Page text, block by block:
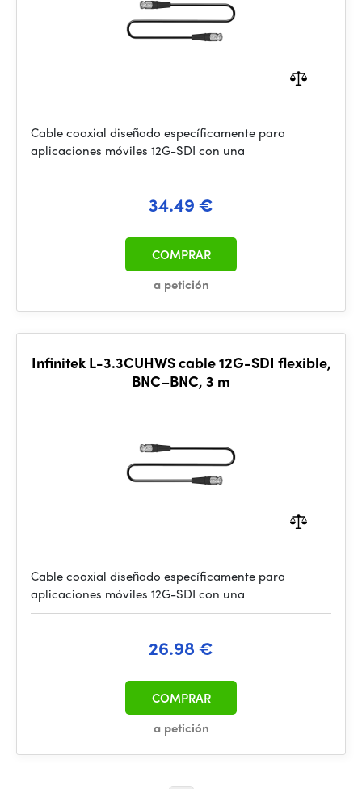
Cable coaxial diseñado específicamente para
aplicaciones móviles 12G-SDI con una
34.49 €
a petición
COMPRAR
Infinitek L-3.3CUHWS cable 12G-SDI flexible,
BNC–BNC, 3 m
Cable coaxial diseñado específicamente para
aplicaciones móviles 12G-SDI con una
26.98 €
a petición
COMPRAR